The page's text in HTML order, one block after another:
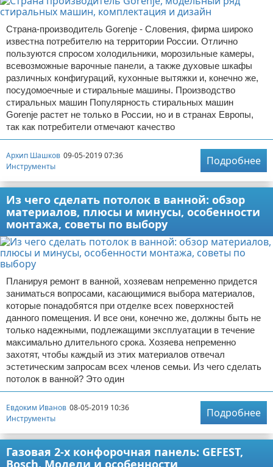
Страна-производитель Gorenje - Словения, фирма широко
известна потребителю на территории России. Отлично
пользуются спросом холодильники, морозильные камеры,
всевозможные варочные панели, а также духовые шкафы
различных конфигураций, кухонные вытяжки и, конечно же,
посудомоечные и стиральные машины. Производство
стиральных машин Популярность стиральных машин
Gorenje растет не только в России, но и в странах Европы,
так как потребители отмечают качество
Архип Шашков 09-05-2019 07:36
Инструменты
Подробнее
Из чего сделать потолок в ванной: обзор
материалов, плюсы и минусы, особенности
монтажа, советы по выбору
Планируя ремонт в ванной, хозяевам непременно придется
заниматься вопросами, касающимися выбора материалов,
которые понадобятся при отделке всех поверхностей
данного помещения. И все они, конечно же, должны быть не
только надежными, подлежащими эксплуатации в течение
максимально длительного срока. Хозяева непременно
захотят, чтобы каждый из этих материалов отвечал
эстетическим запросам всех членов семьи. Из чего сделать
потолок в ванной? Это один
Евдоким Иванов 08-05-2019 10:36
Инструменты
Подробнее
Газовая 2-х конфорочная панель: GEFEST,
Bosch. Модели и особенности